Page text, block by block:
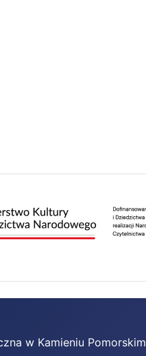
w Kamieniu Pomorskim